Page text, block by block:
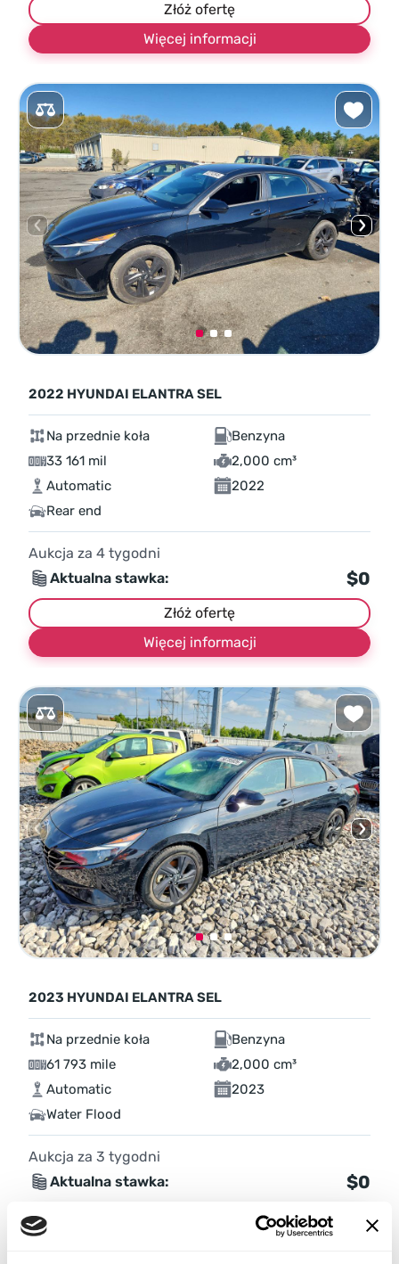
Złóż ofertę
Więcej informacji
2022 HYUNDAI ELANTRA SEL
Na przednie koła
Benzyna
33 161 mil
2,000 cm³
Automatic
2022
Rear end
Aukcja za 4 tygodni
Aktualna stawka:
$0
Złóż ofertę
Więcej informacji
2023 HYUNDAI ELANTRA SEL
Na przednie koła
Benzyna
61 793 mile
2,000 cm³
Automatic
2023
Water Flood
Aukcja za 3 tygodni
Aktualna stawka:
$0